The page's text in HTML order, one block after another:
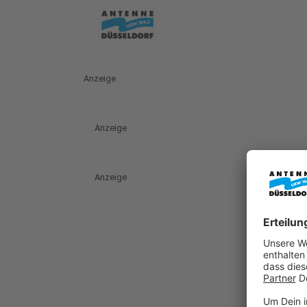
Anzeige
Anzeige
Anzeige